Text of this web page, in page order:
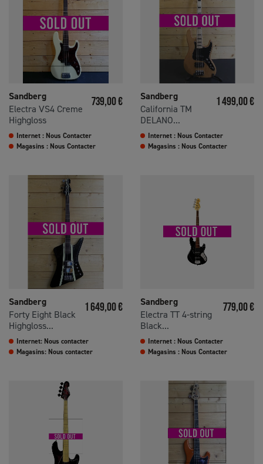
Sandberg
Electra VS4 Creme
Highgloss
Prix
739,00 €
Internet : Nous Contacter
Magasins : Nous Contacter
Sandberg
California TM
DELANO...
Prix
1 499,00 €
Internet : Nous Contacter
Magasins : Nous Contacter
Sandberg
Forty Eight Black
Highgloss...
Prix
1 649,00 €
Internet: Nous contacter
Magasins: Nous contacter
Sandberg
Electra TT 4-string
Black...
Prix
779,00 €
Internet : Nous Contacter
Magasins : Nous Contacter